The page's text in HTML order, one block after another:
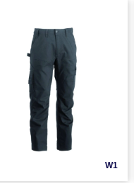
W1